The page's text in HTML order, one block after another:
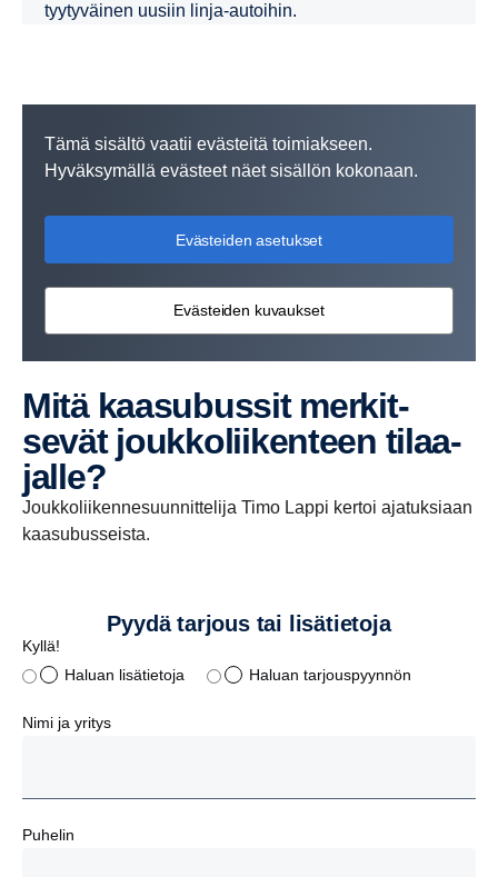
tyytyväinen uusiin linja-autoihin.
Tämä sisältö vaatii evästeitä toimiakseen.
Hyväksymällä evästeet näet sisällön kokonaan.
Evästeiden asetukset
Evästeiden kuvaukset
Mitä kaasu­bussit merkit­
sevät joukko­lii­ken­teen tilaa­
jalle?
Joukkoliikennesuunnittelija Timo Lappi kertoi ajatuksiaan
kaasubusseista.
Pyydä tarjous tai lisätietoja
Kyllä!
Haluan lisätietoja
Haluan tarjouspyynnön
Nimi ja yritys
Puhelin